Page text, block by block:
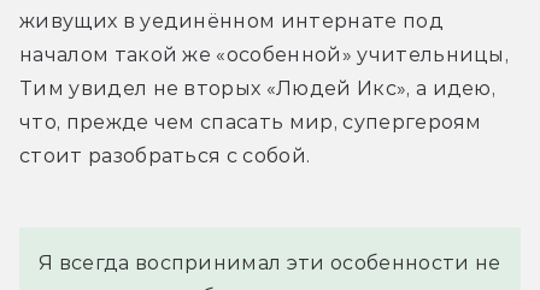
живущих в уединённом интернате под
началом такой же «особенной» учительницы,
Тим увидел не вторых «Людей Икс», а идею,
что, прежде чем спасать мир, супергероям
стоит разобраться с собой.
Я всегда воспринимал эти особенности не